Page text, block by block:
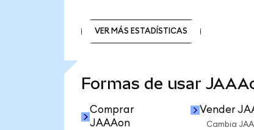
VER MÁS ESTADÍSTICAS
Formas de usar
Comprar
JAAAon
Vender
Cambia